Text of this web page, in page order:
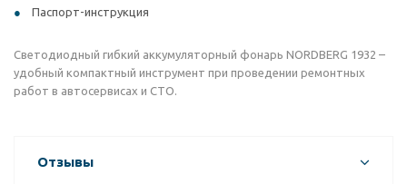
Паспорт-инструкция
Светодиодный гибкий аккумуляторный фонарь NORDBERG 1932 –
удобный компактный инструмент при проведении ремонтных
работ в автосервисах и СТО.
Отзывы